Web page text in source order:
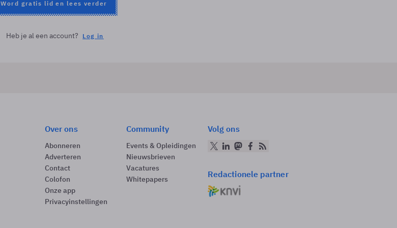
Word gratis lid en lees verder
Heb je al een account? Log in
Over ons
Abonneren
Adverteren
Contact
Colofon
Onze app
Privacyinstellingen
Community
Events & Opleidingen
Nieuwsbrieven
Vacatures
Whitepapers
Volg ons
Redactionele partner